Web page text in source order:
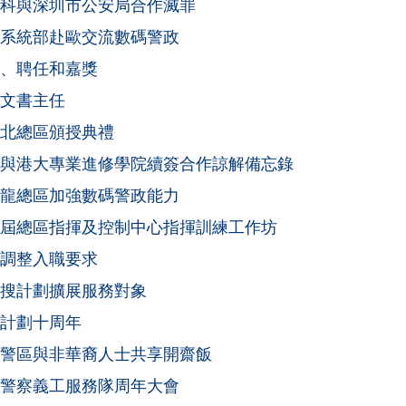
統部赴歐交流數碼警政
聘任和嘉獎
書主任
總區頒授典禮
港大專業進修學院續簽合作諒解備忘錄
總區加強數碼警政能力
總區指揮及控制中心指揮訓練工作坊
整入職要求
計劃擴展服務對象
劃十周年
區與非華裔人士共享開齋飯
察義工服務隊周年大會